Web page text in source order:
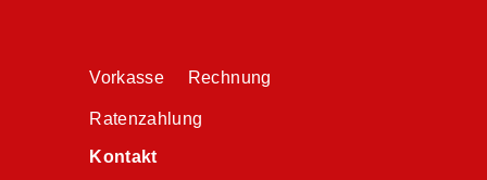
Vorkasse Rechnung
Ratenzahlung
Kontakt